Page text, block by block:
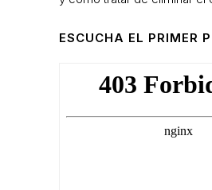
ESCUCHA EL PRIMER